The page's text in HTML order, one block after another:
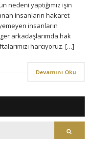
nedeni yaptığımız işin
insanların hakaret
insanların
arkadaşlarımda hak
harcıyoruz. […]
Devamını Oku